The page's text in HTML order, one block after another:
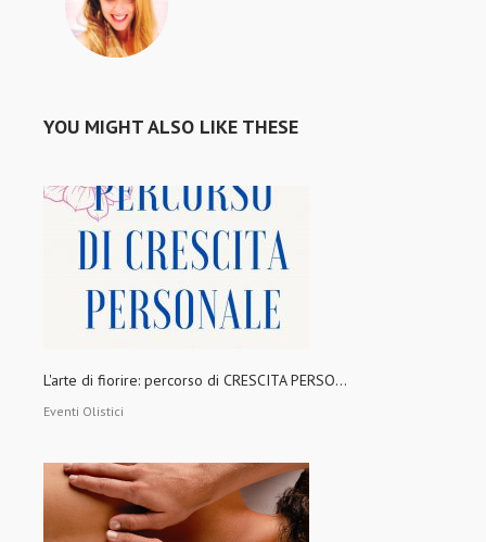
YOU MIGHT ALSO LIKE THESE
L'arte di fiorire: percorso di CRESCITA PERSO...
Eventi Olistici